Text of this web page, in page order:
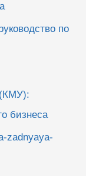
по
(КМУ):
бизнеса
zadnyaya-